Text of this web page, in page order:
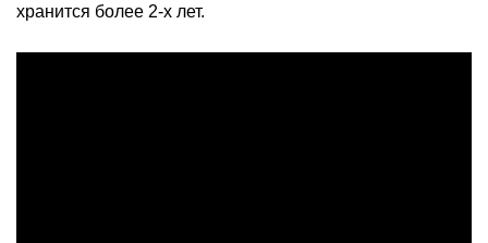
хранится более 2-х лет.